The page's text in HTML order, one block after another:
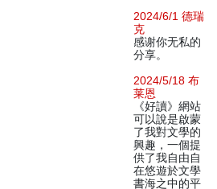
2024/6/1 德瑞
克
感谢你无私的
分享。
2024/5/18 布
莱恩
《好讀》網站
可以說是啟蒙
了我對文學的
興趣，一個提
供了我自由自
在悠遊於文學
書海之中的平